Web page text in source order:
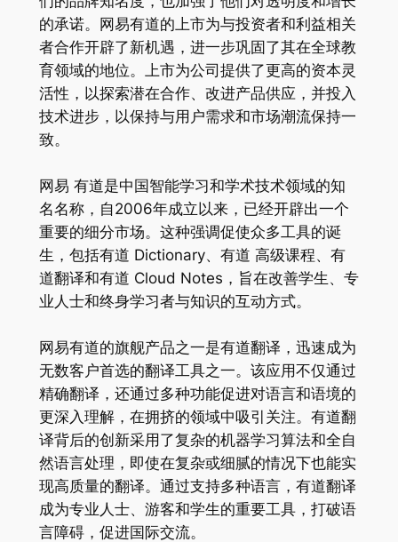
的承诺。网易有道的上市为与投资者和利益相关
者合作开辟了新机遇，进一步巩固了其在全球教
育领域的地位。上市为公司提供了更高的资本灵
活性，以探索潜在合作、改进产品供应，并投入
技术进步，以保持与用户需求和市场潮流保持一
致。
网易 有道是中国智能学习和学术技术领域的知
名名称，自2006年成立以来，已经开辟出一个
重要的细分市场。这种强调促使众多工具的诞
生，包括有道 Dictionary、有道 高级课程、有
道翻译和有道 Cloud Notes，旨在改善学生、专
业人士和终身学习者与知识的互动方式。
网易有道的旗舰产品之一是有道翻译，迅速成为
无数客户首选的翻译工具之一。该应用不仅通过
精确翻译，还通过多种功能促进对语言和语境的
更深入理解，在拥挤的领域中吸引关注。有道翻
译背后的创新采用了复杂的机器学习算法和全自
然语言处理，即使在复杂或细腻的情况下也能实
现高质量的翻译。通过支持多种语言，有道翻译
成为专业人士、游客和学生的重要工具，打破语
言障碍，促进国际交流。